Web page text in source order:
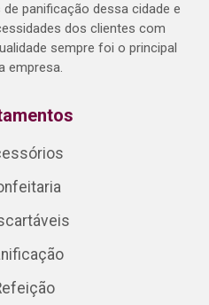
panificação dessa cidade e
dos clientes com
sempre foi o principal
empresa.